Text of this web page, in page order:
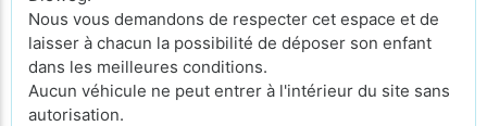
Nous vous demandons de respecter cet espace et de
laisser à chacun la possibilité de déposer son enfant
dans les meilleures conditions.
Aucun véhicule ne peut entrer à l'intérieur du site sans
autorisation.